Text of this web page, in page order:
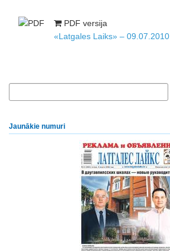
PDF versija
«Latgales Laiks» – 09.07.2010
Jaunākie numuri